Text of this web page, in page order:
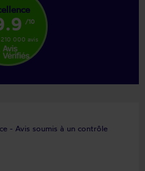
/10
000 avis
- Avis soumis à un contrôle